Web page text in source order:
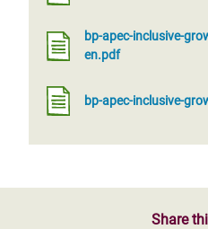
bp-apec-inclusive-
en.pdf
bp-apec-inclusive-
Share